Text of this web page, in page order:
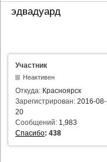
эдвадуард
Участник
Неактивен
Откуда: Красноярск
Зарегистрирован: 2016-08-
20
Сообщений: 1,983
Спасибо: 438